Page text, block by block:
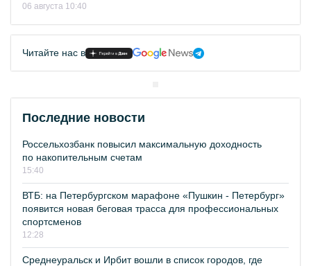
06 августа 10:40
Читайте нас в
Последние новости
Россельхозбанк повысил максимальную доходность
по накопительным счетам
15:40
ВТБ: на Петербургском марафоне «Пушкин - Петербург»
появится новая беговая трасса для профессиональных
спортсменов
12:28
Среднеуральск и Ирбит вошли в список городов, где